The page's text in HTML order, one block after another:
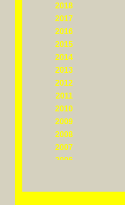
2018
2017
2016
2015
2014
2013
2012
2011
2010
2009
2008
2007
2006